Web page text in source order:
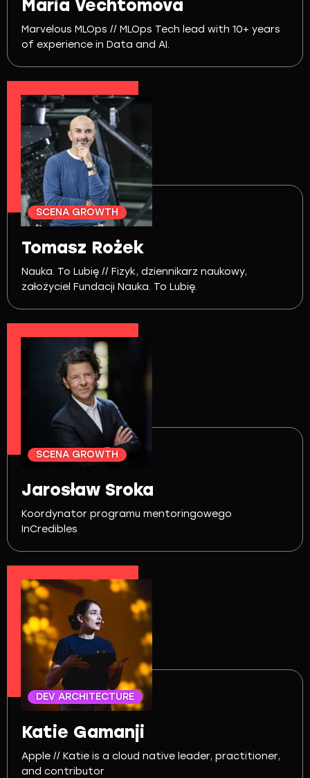
Maria Vechtomova
Marvelous MLOps // MLOps Tech lead with 10+ years
of experience in Data and AI.
SCENA GROWTH
Tomasz Rożek
Nauka. To Lubię // Fizyk, dziennikarz naukowy,
założyciel Fundacji Nauka. To Lubię.
SCENA GROWTH
Jarosław Sroka
Koordynator programu mentoringowego
InCredibles
DEV ARCHITECTURE
Katie Gamanji
Apple // Katie is a cloud native leader, practitioner,
and contributor